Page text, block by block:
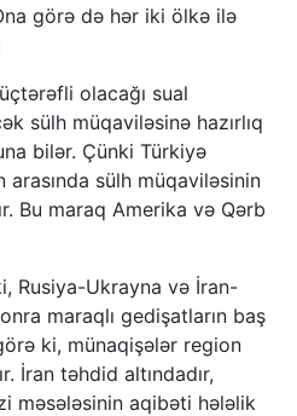
görə də hər iki ölkə ilə
olacağı sual
sülh müqaviləsinə hazırlıq
bilər. Çünki Türkiyə
sülh müqaviləsinin
Bu maraq Amerika və Qərb
Rusiya-Ukrayna və İran-
maraqlı gedişatların baş
ki, münaqişələr region
İran təhdid altındadır,
məsələsinin aqibəti hələlik